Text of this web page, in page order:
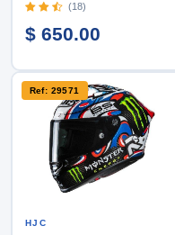
(18)
$ 650.00
Ref: 29571
HJC